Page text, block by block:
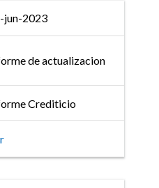
jun-2023
de actualizacion
Crediticio